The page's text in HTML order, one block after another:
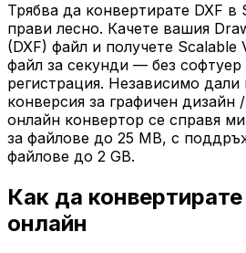
Трябва да конвертирате DXF в
прави лесно. Качете вашия
(DXF) файл и получете Scalable
файл за секунди — без софтуер
регистрация. Независимо дали
конверсия за графичен дизайн
онлайн конвертор се справя
за файлове до 25 MB, с
файлове до 2 GB.
Как да конвертирате
онлайн